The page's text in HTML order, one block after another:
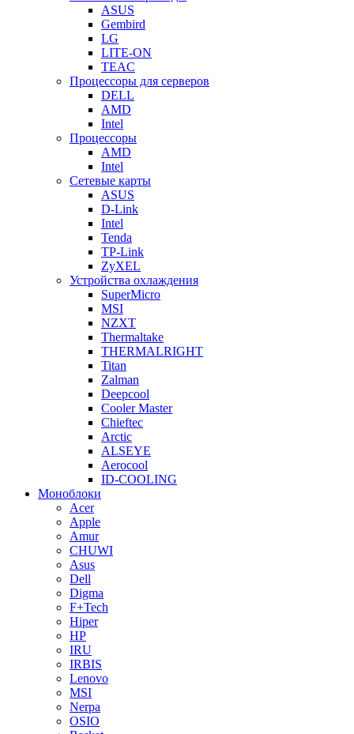
ASUS
Gembird
LG
LITE-ON
TEAC
Процессоры для серверов
DELL
AMD
Intel
Процессоры
AMD
Intel
Сетевые карты
ASUS
D-Link
Intel
Tenda
TP-Link
ZyXEL
Устройства охлаждения
SuperMicro
MSI
NZXT
Thermaltake
THERMALRIGHT
Titan
Zalman
Deepcool
Cooler Master
Chieftec
Arctic
ALSEYE
Aerocool
ID-COOLING
Моноблоки
Acer
Apple
Amur
CHUWI
Asus
Dell
Digma
F+Tech
Hiper
HP
IRU
IRBIS
Lenovo
MSI
Nerpa
OSIO